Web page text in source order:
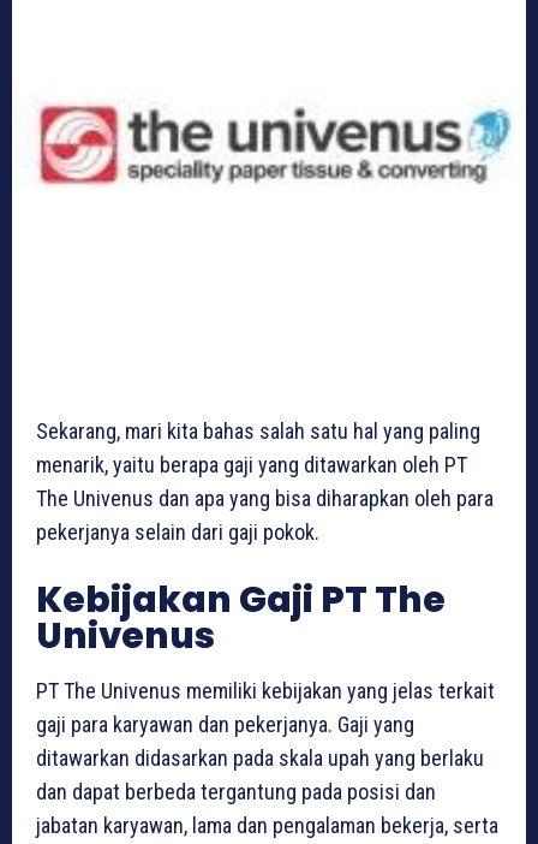
Sekarang, mari kita bahas salah satu hal yang paling
menarik, yaitu berapa gaji yang ditawarkan oleh PT
The Univenus dan apa yang bisa diharapkan oleh para
pekerjanya selain dari gaji pokok.
Kebijakan Gaji PT The
Univenus
PT The Univenus memiliki kebijakan yang jelas terkait
gaji para karyawan dan pekerjanya. Gaji yang
ditawarkan didasarkan pada skala upah yang berlaku
dan dapat berbeda tergantung pada posisi dan
jabatan karyawan, lama dan pengalaman bekerja, serta